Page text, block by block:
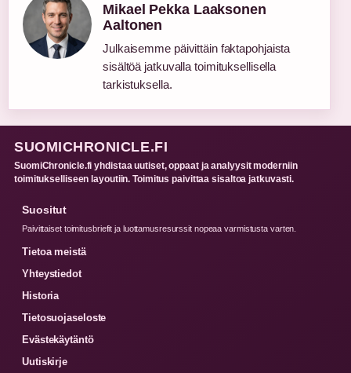
Mikael Pekka Laaksonen
Aaltonen
Julkaisemme päivittäin faktapohjaista
sisältöä jatkuvalla toimituksellisella
tarkistuksella.
SUOMICHRONICLE.FI
SuomiChronicle.fi yhdistaa uutiset, oppaat ja analyysit moderniin
toimitukselliseen layoutiin. Toimitus paivittaa sisaltoa jatkuvasti.
Suositut
Paivittaiset toimitusbriefit ja luottamusresurssit nopeaa varmistusta varten.
Tietoa meistä
Yhteystiedot
Historia
Tietosuojaseloste
Evästekäytäntö
Uutiskirje